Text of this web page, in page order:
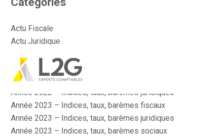
Aller
au
Actu Fiscale
Actu Juridique
Actualité
Année 2022 – Indices, taux, barèmes fiscaux
Année 2022 – Indices, taux, barèmes juridiques
Année 2023 – Indices, taux, barèmes fiscaux
Année 2023 – Indices, taux, barèmes juridiques
Année 2023 – Indices, taux, barèmes sociaux